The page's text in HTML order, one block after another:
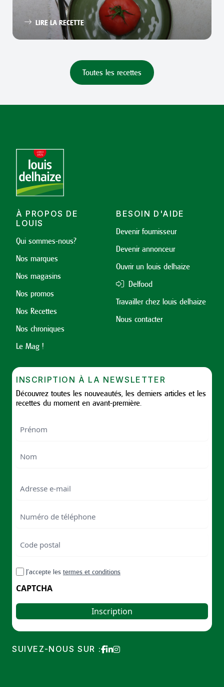
LIRE LA RECETTE
Toutes les recettes
À PROPOS DE
LOUIS
Qui sommes-nous?
Nos marques
Nos magasins
Nos promos
Nos Recettes
Nos chroniques
Le Mag !
BESOIN D'AIDE
Devenir fournisseur
Devenir annonceur
Ouvrir un louis delhaize
Delfood
Travailler chez louis delhaize
Nous contacter
INSCRIPTION À LA NEWSLETTER
Découvrez toutes les nouveautés, les derniers articles et les
recettes du moment en avant-première.
de
postal
postal
RGPDJ’accepte les termes et conditions
CAPTCHA
SUIVEZ-NOUS SUR :